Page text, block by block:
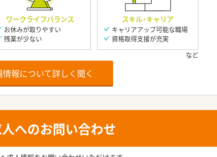
ワークライフバランス
お休みが取りやすい
残業が少ない
スキル・キャリア
キャリアアップ可能な職場
資格取得支援が充実
情報について詳しく聞く
へのお問い合わせ